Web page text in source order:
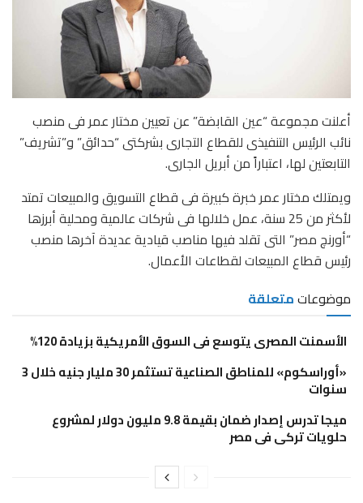
أعلنت مجموعة “عين القابضة” عن تعيين مختار عمر فى منصب
نائب الرئيس التنفيذى للقطاع التجارى بشركتى “حدائق” و”تشريف”
التابعتين لها، اعتباراً من أبريل الجارى.
ويمتلك مختار عمر خبرة كبيرة فى قطاع التسويق والمبيعات تمتد
لأكثر من 25 سنة، عمل خلالها فى شركات عالمية ومحلية أبرزها
“أورنچ مصر” التى تقلد فيها مناصب قيادية عديدة آخرها منصب
رئيس قطاع المبيعات لقطاعات الأعمال.
موضوعاتمتعلقة
الأسمنت المصرى يتوسع فى السوق الأمريكية بزيادة 120%
«أوراسكوم» للمناطق الصناعية تستثمر 30 مليار جنيه خلال 3
سنوات
ميجا تدرس إصدار ضمان بقيمة 9.8 مليون دولار لمشروع
حلويات تركى فى مصر